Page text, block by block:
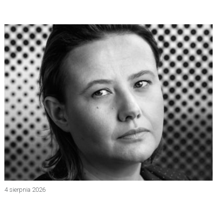
4 sierpnia 2026